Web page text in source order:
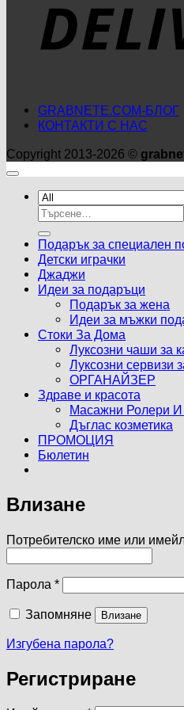
GRABNETE.COM-БЛОГ
КОНТАКТИ С НАС
Copyright 2013-2026 ©
Търсене
за:
Подарък за специален
Детски играчки
Джаджи
Идеи за подаръци
Подарък за жена
Идеи за мъжки
Стоки За Дома
Луксозни чаши за
Луксозни сервизи
ОРГАНАЙЗЕР
Здраве и красота
Масажни Ролери
Дъглас козметика
ПРОМОЦИЯ
Бюлетин
Влизане
Потребителско име или
Парола *Задължително
Запомняне Влизане
Изгубена парола?
Регистриране